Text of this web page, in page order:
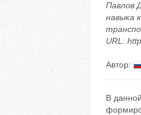
Павлов
навыка
URL:
Автор:
В